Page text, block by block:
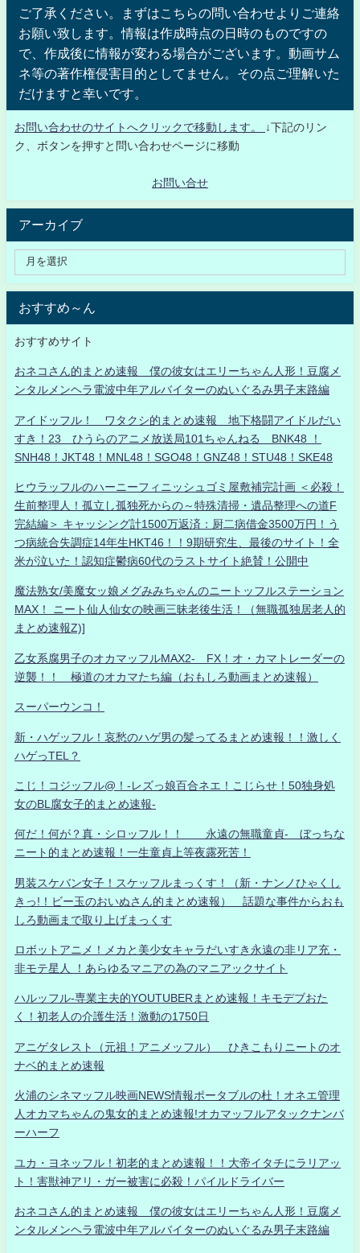
ご了承ください。まずはこちらの問い合わせよりご連絡
お願い致します。情報は作成時点の日時のものですの
で、作成後に情報が変わる場合がございます。動画サム
ネ等の著作権侵害目的としてません。その点ご理解いた
だけますと幸いです。
お問い合わせのサイトへクリックで移動します。
↓下記のリン
ク、ボタンを押すと問い合わせページに移動
お問い合せ
アーカイブ
おすすめ～ん
おすすめサイト
おネコさん的まとめ速報 僕の彼女はエリーちゃん人形！豆腐メ
ンタルメンヘラ電波中年アルバイターのぬいぐるみ男子末路編
アイドッフル！ ワタクシ的まとめ速報 地下格闘アイドルだい
すき！23 ひうらのアニメ放送局101ちゃんねる BNK48 ！
SNH48！JKT48！MNL48！SGO48！GNZ48！STU48！SKE48
ヒウラッフルのハーニーフィニッシュゴミ屋敷補完計画 ＜必殺！
生前整理人！孤立し孤独死からの～特殊清掃・遺品整理への道F
完結編＞ キャッシング計1500万返済：厨二病借金3500万円！う
つ病統合失調症14年生HKT46！！9期研究生、最後のサイト！全
米が泣いた！認知症鬱病60代のラストサイト絶賛！公開中
魔法熟女/美魔女ッ娘メグみみちゃんのニートッフルステーション
MAX！ ニート仙人仙女の映画三昧老後生活！（無職孤独居老人的
まとめ速報Z)]
乙女系腐男子のオカマッフルMAX2- FX！オ・カマトレーダーの
逆襲！！ 極道のオカマたち編（おもしろ動画まとめ速報）
スーパーウンコ！
新・ハゲッフル！哀愁のハゲ男の髪ってるまとめ速報！！激しく
ハゲっTEL？
こじ！コジッフル@！-レズっ娘百合ネエ！こじらせ！50独身処
女のBL腐女子的まとめ速報-
何だ！何が？真・シロッフル！！ 永遠の無職童貞- ぼっちな
ニート的まとめ速報！一生童貞上等夜露死苦！
男装スケバン女子！スケッフルまっくす！（新・ナンノひゃくし
きっ!！ビー玉のおいぬさん的まとめ速報） 話題な事件からおも
しろ動画まで取り上げまっくす
ロボットアニメ！メカと美少女キャラだいすき永遠の非リア充・
非モテ星人 ！あらゆるマニアの為のマニアックサイト
ハルッフル-専業主夫的YOUTUBERまとめ速報！キモデブおた
く！初老人の介護生活！激動の1750日
アニゲタレスト（元祖！アニメッフル） ひきこもりニートのオ
ナベ的まとめ速報
火浦のシネマッフル映画NEWS情報ポータブルの杜！オネエ管理
人オカマちゃんの鬼女的まとめ速報!オカマッフルアタックナンバ
ーハーフ
ユカ・ヨネッフル！初老的まとめ速報！！大帝イタチにラリアッ
ト！害獣神アリ・ガー被害に必殺！パイルドライバー
おネコさん的まとめ速報 僕の彼女はエリーちゃん人形！豆腐メ
ンタルメンヘラ電波中年アルバイターのぬいぐるみ男子末路編